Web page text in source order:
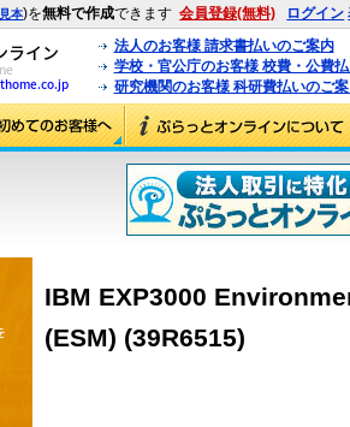
見本)を無料で作成できます 会員登録(無料) ログイン
法人のお客様 請求書払いのご案内
学校・官公庁のお客様 校費・公費
研究機関のお客様 科研費払いのご
IBM EXP3000
(ESM) (39R6515)